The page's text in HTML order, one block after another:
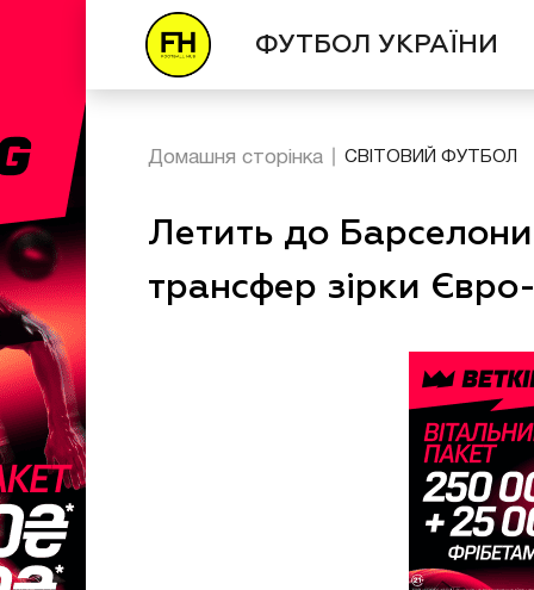
ФУТБОЛ УКРАЇНИ
Домашня сторінка СВІТОВИЙ ФУТБОЛ
Летить до
трансфер зірки